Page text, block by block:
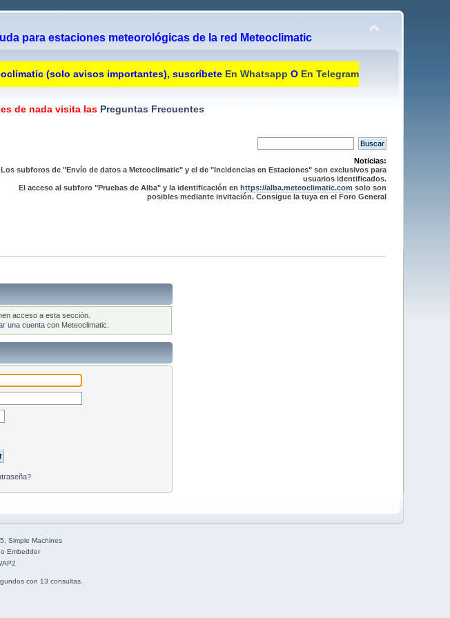
para estaciones meteorológicas de la red Meteoclimatic
(solo avisos importantes), suscríbete En Whatsapp O En Telegram
de nada visita lasPreguntas Frecuentes
Noticias:
Los subforos de "Envío de datos a Meteoclimatic" y el de "Incidencias en Estaciones" son exclusivos para
usuarios identificados.
El acceso al subforo "Pruebas de Alba" y la identificación en https://alba.meteoclimatic.com solo son
posibles mediante invitación. Consigue la tuya en el Foro General
acceso a esta sección.
una cuenta con Meteoclimatic.
Simple Machines
Embedder
con 13 consultas.